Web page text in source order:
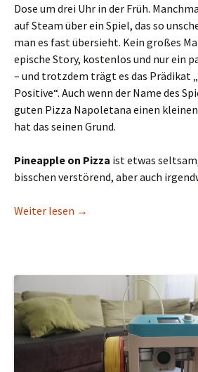
Dose um drei Uhr in der Früh.
auf Steam über ein Spiel, das so
man es fast übersieht. Kein großes
epische Story, kostenlos und nur ein
– und trotzdem trägt es das Prädikat
Positive“. Auch wenn der Name des
guten Pizza Napoletana einen
hat das seinen Grund.
Pineapple on Pizza ist etwas
bisschen verstörend, aber auch
Weiter lesen Ananas auf der Pizza?
→